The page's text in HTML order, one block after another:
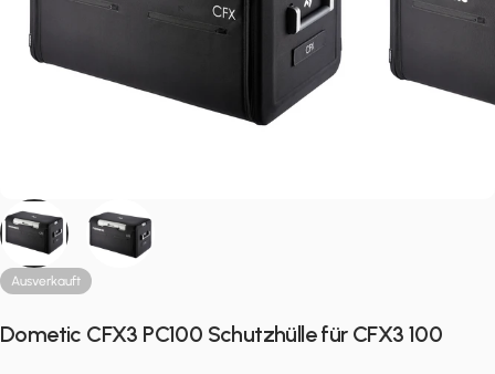
Ausverkauft
Dometic CFX3 PC100 Schutzhülle für CFX3 100